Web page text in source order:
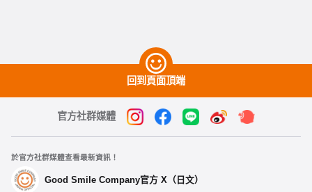
回到頁面頂端
官方社群媒體
於官方社群媒體查看最新資訊！
Good Smile Company官方 X（日文）